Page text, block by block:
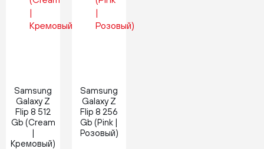
Samsung
Galaxy Z
Flip 8 512
Gb (Cream
|
Кремовый)
Samsung
Galaxy Z
Flip 8 256
Gb (Pink |
Розовый)